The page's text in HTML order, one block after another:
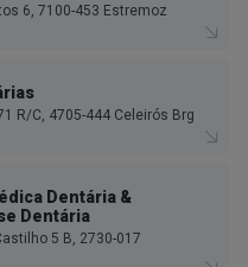
6, 7100-453 Estremoz
R/C, 4705-444 Celeirós Brg
Dentária &
Dentária
5 B, 2730-017